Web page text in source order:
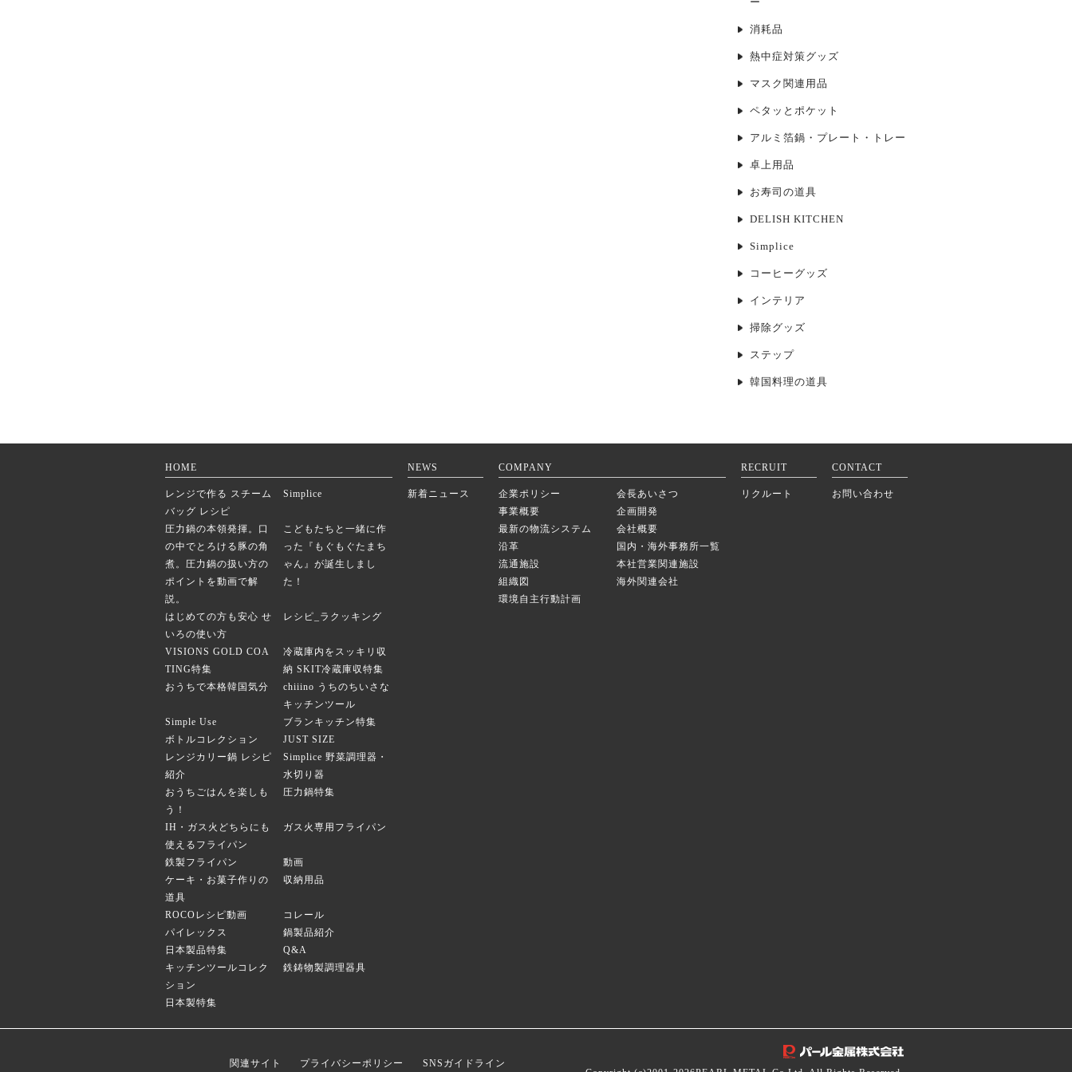
消耗品
熱中症対策グッズ
マスク関連用品
ペタッとポケット
アルミ箔鍋・プレート・トレー
卓上用品
お寿司の道具
DELISH KITCHEN
Simplice
コーヒーグッズ
インテリア
掃除グッズ
ステップ
韓国料理の道具
HOME
レンジで作る スチーム
バッグ レシピ
Simplice
圧力鍋の本領発揮。口
の中でとろける豚の角
煮。圧力鍋の扱い方の
ポイントを動画で解
説。
こどもたちと一緒に作
った『もぐもぐたまち
ゃん』が誕生しまし
た！
はじめての方も安心 せ
いろの使い方
レシピ_ラクッキング
VISIONS GOLD COA
TING特集
冷蔵庫内をスッキリ収
納 SKIT冷蔵庫収特集
おうちで本格韓国気分
chiiino うちのちいさな
キッチンツール
Simple Use
ブランキッチン特集
ボトルコレクション
JUST SIZE
レンジカリー鍋 レシピ
紹介
Simplice 野菜調理器・
水切り器
おうちごはんを楽しも
う！
圧力鍋特集
IH・ガス火どちらにも
使えるフライパン
ガス火専用フライパン
鉄製フライパン
動画
ケーキ・お菓子作りの
道具
収納用品
ROCOレシピ動画
コレール
パイレックス
鍋製品紹介
日本製品特集
Q&A
キッチンツールコレク
ション
鉄鋳物製調理器具
日本製特集
NEWS
新着ニュース
COMPANY
企業ポリシー
会長あいさつ
事業概要
企画開発
最新の物流システム
会社概要
沿革
国内・海外事務所一覧
流通施設
本社営業関連施設
組織図
海外関連会社
環境自主行動計画
RECRUIT
リクルート
CONTACT
お問い合わせ
関連サイト プライバシーポリシー
SNSガイドライン